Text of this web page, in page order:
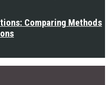
Comparing Methods